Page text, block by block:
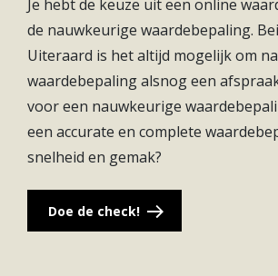
Het pittoreske Meerkerk in de
een droomplek voor wie van rust
graag de gezelligheid opzoekt. In de
Vijfheerenlanden word je omringd
waterwegen. Streekproducten haal
vers brood bij de bakker en je vlees
de hoek. In de gezellige dorpskern
winkeltjes en cafés en kom je altijd
tegen. Wil je even wat anders? Via de
Je hebt de keuze uit een online
de nauwkeurige waardebepaling.
Uiteraard is het altijd mogelijk om
waardebepaling alsnog een
voor een nauwkeurige
een accurate en complete
snelheid en gemak?
Doe de check!